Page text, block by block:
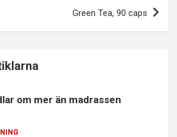
Green Tea, 90 caps
om mer än madrassen